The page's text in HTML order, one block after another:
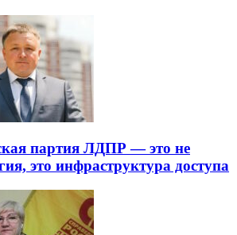
партия ЛДПР — это не
это инфраструктура доступа